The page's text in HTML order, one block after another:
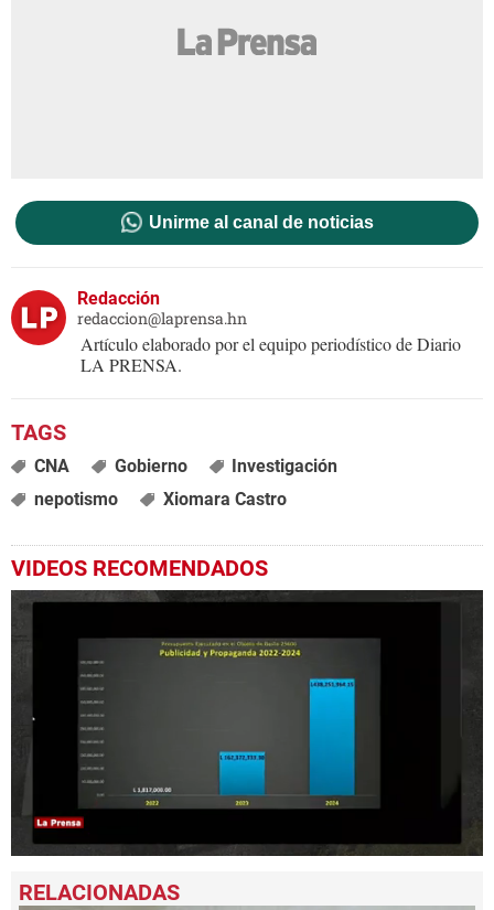
Unirme al canal de noticias
Redacción
redaccion@laprensa.hn
Artículo elaborado por el equipo periodístico de Diario
LA PRENSA.
CNA Gobierno
Investigación
nepotismo
Xiomara Castro
VIDEOS RECOMENDADOS
seconds
of